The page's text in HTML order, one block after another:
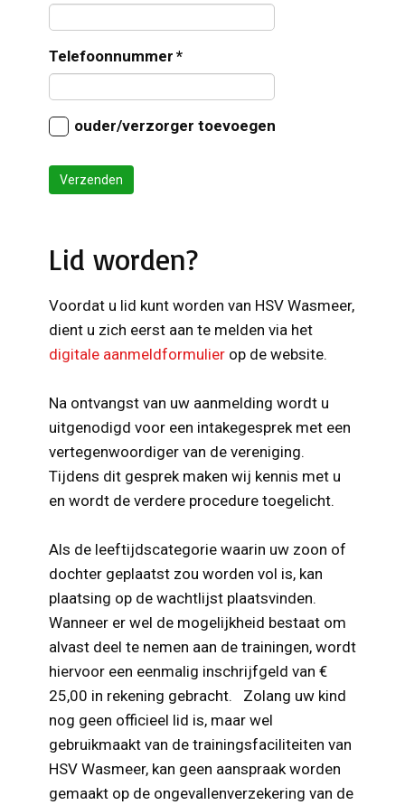
Telefoonnummer *
ouder/verzorger toevoegen
Verzenden
Lid worden?
Voordat u lid kunt worden van HSV Wasmeer,
dient u zich eerst aan te melden via het
digitale aanmeldformulier op de website.
Na ontvangst van uw aanmelding wordt u
uitgenodigd voor een intakegesprek met een
vertegenwoordiger van de vereniging.
Tijdens dit gesprek maken wij kennis met u
en wordt de verdere procedure toegelicht.
Als de leeftijdscategorie waarin uw zoon of
dochter geplaatst zou worden vol is, kan
plaatsing op de wachtlijst plaatsvinden.
Wanneer er wel de mogelijkheid bestaat om
alvast deel te nemen aan de trainingen, wordt
hiervoor een eenmalig inschrijfgeld van €
25,00 in rekening gebracht. Zolang uw kind
nog geen officieel lid is, maar wel
gebruikmaakt van de trainingsfaciliteiten van
HSV Wasmeer, kan geen aanspraak worden
gemaakt op de ongevallenverzekering van de